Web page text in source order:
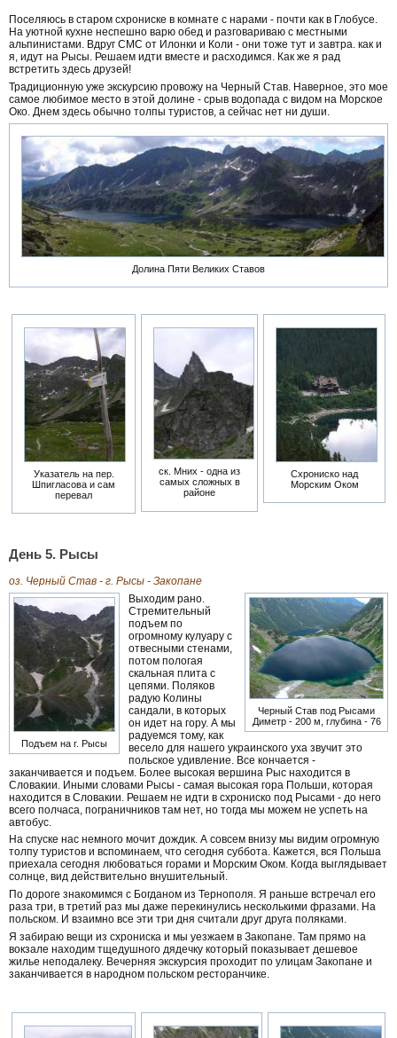
Поселяюсь в старом схрониске в комнате с нарами - почти как в Глобусе.
На уютной кухне неспешно варю обед и разговариваю с местными
альпинистами. Вдруг СМС от Илонки и Коли - они тоже тут и завтра. как и
я, идут на Рысы. Решаем идти вместе и расходимся. Как же я рад
встретить здесь друзей!
Традиционную уже экскурсию провожу на Черный Став. Наверное, это мое
самое любимое место в этой долине - срыв водопада с видом на Морское
Око. Днем здесь обычно толпы туристов, а сейчас нет ни души.
Долина Пяти Великих Ставов
Указатель на пер.
Шпигласова и сам
перевал
ск. Мних - одна из
самых сложных в
районе
Схрониско над
Морским Оком
День 5. Рысы
оз. Черный Став - г. Рысы - Закопане
Подъем на г. Рысы
Черный Став под Рысами
Диметр - 200 м, глубина - 76
Выходим рано.
Стремительный
подъем по
огромному кулуару с
отвесными стенами,
потом пологая
скальная плита с
цепями. Поляков
радую Колины
сандали, в которых
он идет на гору. А мы
радуемся тому, как
весело для нашего украинского уха звучит это
польское удивление. Все кончается -
заканчивается и подъем. Более высокая вершина Рыс находится в
Словакии. Иными словами Рысы - самая высокая гора Польши, которая
находится в Словакии. Решаем не идти в схрониско под Рысами - до него
всего полчаса, пограничников там нет, но тогда мы можем не успеть на
автобус.
На спуске нас немного мочит дождик. А совсем внизу мы видим огромную
толпу туристов и вспоминаем, что сегодня суббота. Кажется, вся Польша
приехала сегодня любоваться горами и Морским Оком. Когда выглядывает
солнце, вид действительно внушительный.
По дороге знакомимся с Богданом из Тернополя. Я раньше встречал его
раза три, в третий раз мы даже перекинулись несколькими фразами. На
польском. И взаимно все эти три дня считали друг друга поляками.
Я забираю вещи из схрониска и мы уезжаем в Закопане. Там прямо на
вокзале находим тщедушного дядечку который показывает дешевое
жилье неподалеку. Вечерняя экскурсия проходит по улицам Закопане и
заканчивается в народном польском ресторанчике.